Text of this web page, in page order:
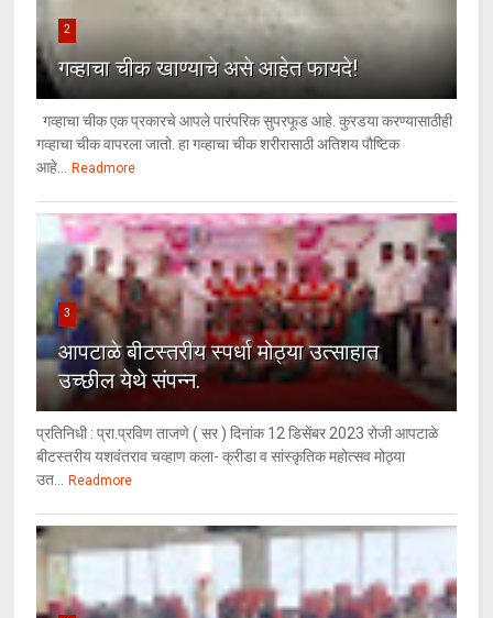
2
गव्हाचा चीक खाण्याचे असे आहेत फायदे!
गव्हाचा चीक एक प्रकारचे आपले पारंपरिक सुपरफूड आहे. कुरडया करण्यासाठीही
गव्हाचा चीक वापरला जातो. हा गव्हाचा चीक शरीरासाठी अतिशय पौष्टिक
आहे... Readmore
3
आपटाळे बीटस्तरीय स्पर्धा मोठ्या उत्साहात
उच्छील येथे संपन्न.
प्रतिनिधी : प्रा.प्रविण ताजणे ( सर ) दिनांक 12 डिसेंबर 2023 रोजी आपटाळे
बीटस्तरीय यशवंतराव चव्हाण कला- क्रीडा व सांस्कृतिक महोत्सव मोठ्या
उत... Readmore